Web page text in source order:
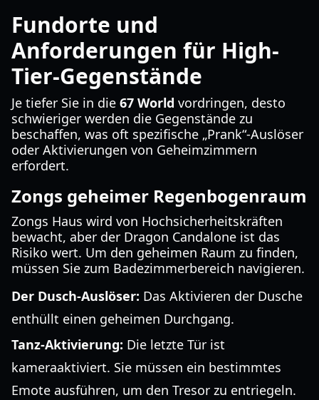
Fundorte und
Anforderungen für High-
Tier-Gegenstände
Je tiefer Sie in die 67 World vordringen, desto
schwieriger werden die Gegenstände zu
beschaffen, was oft spezifische „Prank“-Auslöser
oder Aktivierungen von Geheimzimmern
erfordert.
Zongs geheimer Regenbogenraum
Zongs Haus wird von Hochsicherheitskräften
bewacht, aber der Dragon Candalone ist das
Risiko wert. Um den geheimen Raum zu finden,
müssen Sie zum Badezimmerbereich navigieren.
Der Dusch-Auslöser: Das Aktivieren der Dusche
enthüllt einen geheimen Durchgang.
Tanz-Aktivierung: Die letzte Tür ist
kameraaktiviert. Sie müssen ein bestimmtes
Emote ausführen, um den Tresor zu entriegeln.